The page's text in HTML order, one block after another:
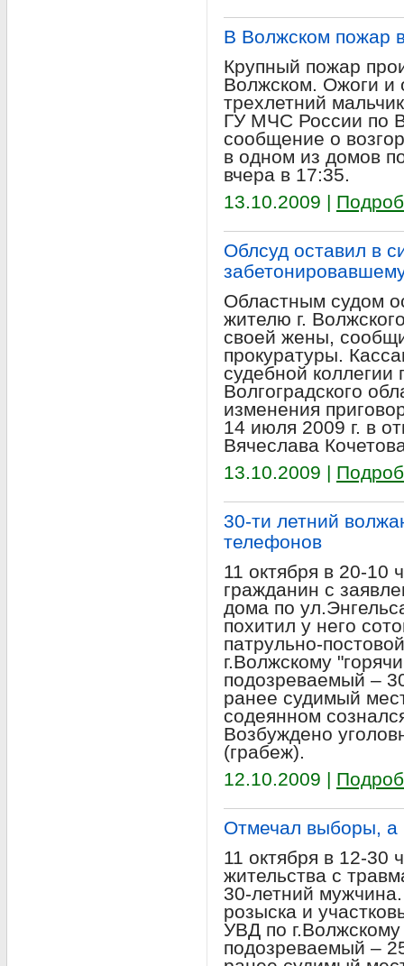
В Волжском пожар
Крупный пожар
Волжском. Ожоги и
трехлетний
ГУ МЧС России по
сообщение о
в одном из домов
вчера в 17:35.
13.10.2009 |
Облсуд оставил в
Областным судом
жителю г.
своей жены,
прокуратуры.
судебной
Волгоградского
изменения
14 июля 2009 г. в
Вячеслава
13.10.2009 |
30-ти летний
телефонов
11 октября в 20-10
гражданин с
дома по
похитил у него
патрульно-
г.Волжскому
подозреваемый –
ранее судимый
содеянном
Возбуждено
(грабеж).
12.10.2009 |
Отмечал выборы, а
11 октября в 12-30
жительства с
30-летний
розыска и
УВД по
подозреваемый –